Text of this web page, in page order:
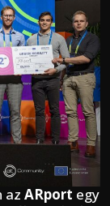
az ARport egy